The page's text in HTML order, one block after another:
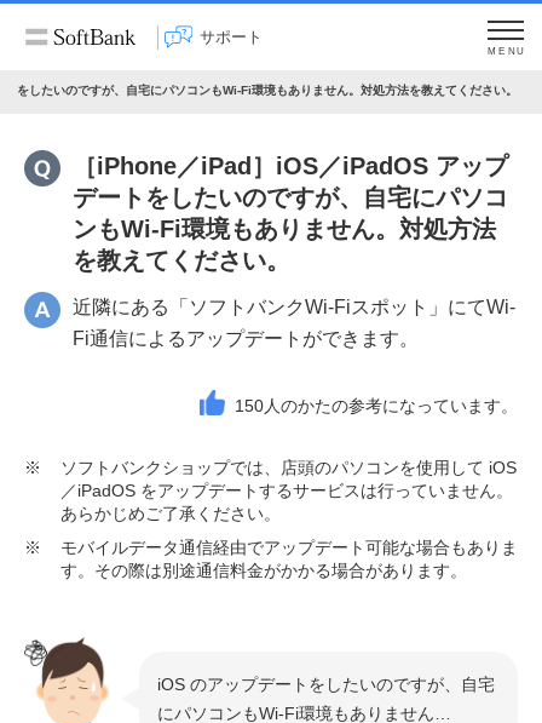
サポート
MENU
をしたいのですが、自宅にパソコンもWi-Fi環境もありません。対処方法を教えてください。
［iPhone／iPad］iOS／iPadOS アップ
デートをしたいのですが、自宅にパソコ
ンもWi-Fi環境もありません。対処方法
を教えてください。
近隣にある「ソフトバンクWi-Fiスポット」にてWi-
Fi通信によるアップデートができます。
150人のかたの参考になっています。
※
ソフトバンクショップでは、店頭のパソコンを使用して iOS
／iPadOS をアップデートするサービスは行っていません。
あらかじめご了承ください。
※
モバイルデータ通信経由でアップデート可能な場合もありま
す。その際は別途通信料金がかかる場合があります。
iOS のアップデートをしたいのですが、自宅
にパソコンもWi-Fi環境もありません…